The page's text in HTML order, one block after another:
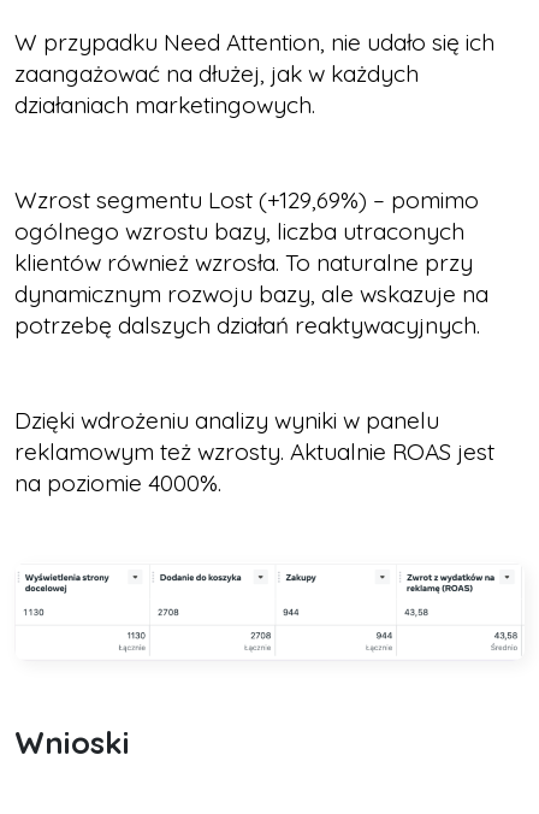
W przypadku Need Attention, nie udało się ich
zaangażować na dłużej, jak w każdych
działaniach marketingowych.
Wzrost segmentu Lost (+129,69%) – pomimo
ogólnego wzrostu bazy, liczba utraconych
klientów również wzrosła. To naturalne przy
dynamicznym rozwoju bazy, ale wskazuje na
potrzebę dalszych działań reaktywacyjnych.
Dzięki wdrożeniu analizy wyniki w panelu
reklamowym też wzrosty. Aktualnie ROAS jest
na poziomie 4000%.
Wnioski